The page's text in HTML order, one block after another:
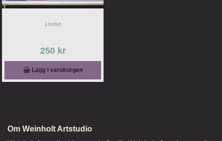
Louise
250 kr
Lägg i varukorgen
Om Weinholt Artstudio